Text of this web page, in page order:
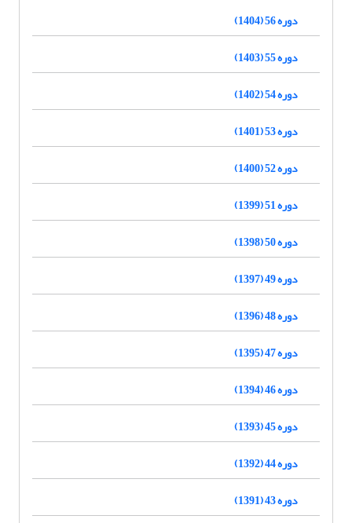
دوره 56 (1404)
دوره 55 (1403)
دوره 54 (1402)
دوره 53 (1401)
دوره 52 (1400)
دوره 51 (1399)
دوره 50 (1398)
دوره 49 (1397)
دوره 48 (1396)
دوره 47 (1395)
دوره 46 (1394)
دوره 45 (1393)
دوره 44 (1392)
دوره 43 (1391)